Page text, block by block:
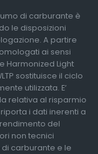
di carburante è
le disposizioni
A partire
ai sensi
Harmonized Light
sostituisce il ciclo
utilizzata. E’
relativa al risparmio
i dati inerenti a
del
non tecnici
carburante e le